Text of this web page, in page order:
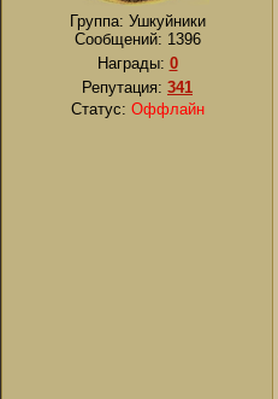
Группа: Ушкуйники
Сообщений: 1396
Награды: 0
Репутация: 341
Статус: Оффлайн